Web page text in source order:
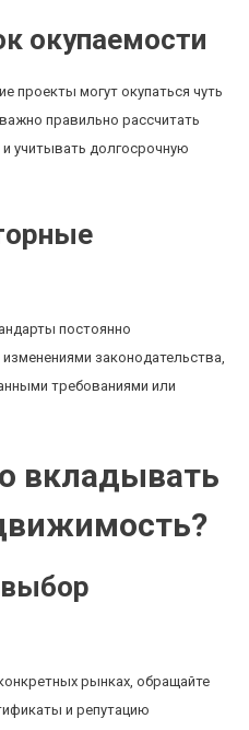
окупаемости
проекты могут окупаться чуть
правильно рассчитать
учитывать долгосрочную
постоянно
законодательства,
требованиями или
вкладывать
рынках, обращайте
и репутацию